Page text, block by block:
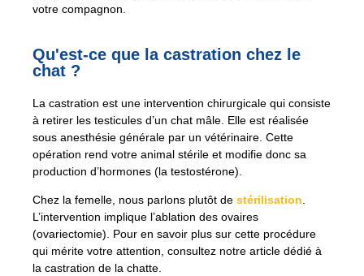
votre compagnon.
Qu'est-ce que la castration chez le
chat ?
La castration est une intervention chirurgicale qui consiste
à retirer les testicules d’un chat mâle. Elle est réalisée
sous anesthésie générale par un vétérinaire. Cette
opération rend votre animal stérile et modifie donc sa
production d’hormones (la testostérone).
Chez la femelle, nous parlons plutôt de stérilisation
L’intervention implique l’ablation des ovaires
(ovariectomie). Pour en savoir plus sur cette procédure
qui mérite votre attention, consultez notre article dédié à
la castration de la chatte.